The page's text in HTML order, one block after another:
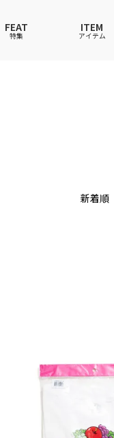
FEAT
特集
ITEM
アイテム
レイングッズ
新着順